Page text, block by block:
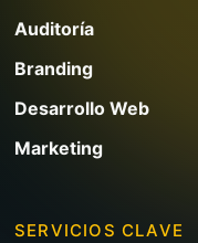
Auditoría
Branding
Desarrollo Web
Marketing
SERVICIOS CLAVE